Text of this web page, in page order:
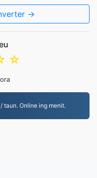
→
☆
taun. Online ing menit.